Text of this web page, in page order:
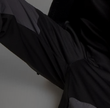
Lade die APP
Filialfinder
Mein JD
Hilfe & Kontakt